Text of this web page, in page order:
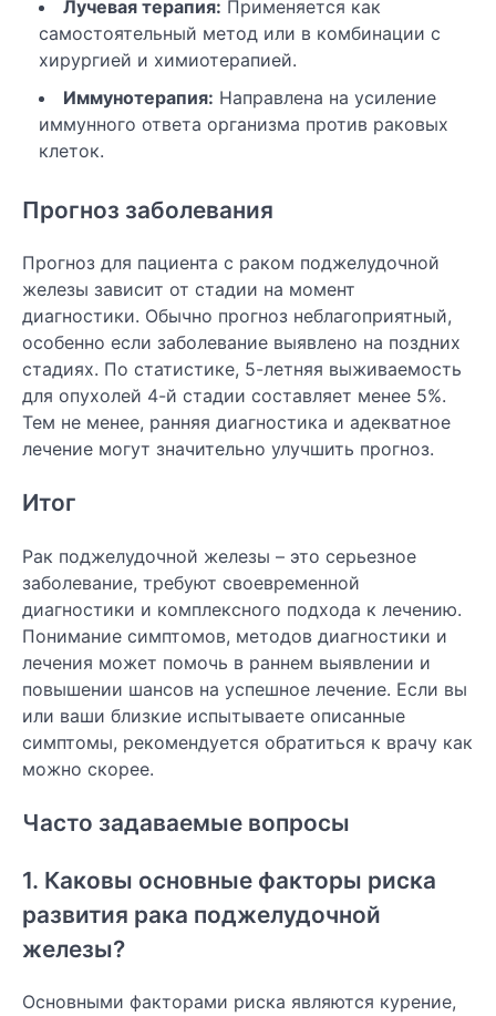
Лучевая терапия: Применяется как
самостоятельный метод или в комбинации с
хирургией и химиотерапией.
Иммунотерапия: Направлена на усиление
иммунного ответа организма против раковых
клеток.
Прогноз заболевания
Прогноз для пациента с раком поджелудочной
железы зависит от стадии на момент
диагностики. Обычно прогноз неблагоприятный,
особенно если заболевание выявлено на поздних
стадиях. По статистике, 5-летняя выживаемость
для опухолей 4-й стадии составляет менее 5%.
Тем не менее, ранняя диагностика и адекватное
лечение могут значительно улучшить прогноз.
Итог
Рак поджелудочной железы – это серьезное
заболевание, требуют своевременной
диагностики и комплексного подхода к лечению.
Понимание симптомов, методов диагностики и
лечения может помочь в раннем выявлении и
повышении шансов на успешное лечение. Если вы
или ваши близкие испытываете описанные
симптомы, рекомендуется обратиться к врачу как
можно скорее.
Часто задаваемые вопросы
1. Каковы основные факторы риска
развития рака поджелудочной
железы?
Основными факторами риска являются курение,